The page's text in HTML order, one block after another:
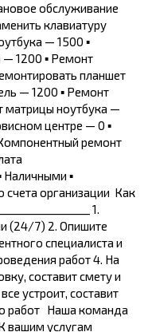
обслуживание
клавиатуру
— 1500 ▪
— 1200 ▪ Ремонт
планшет
— 1200 ▪ Ремонт
матрицы ноутбука —
центре — 0 ▪
ремонт
▪ Наличными ▪
счета организации ‍ Как
1.
(24/7) 2. Опишите
специалиста и
работ 4. На
составит смету и
устроит, составит
работ ‍ ‍ Наша команда
К вашим услугам